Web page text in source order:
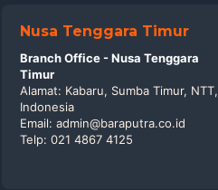
Nusa Tenggara Timur
Branch Office - Nusa Tenggara
Timur
Alamat: Kabaru, Sumba Timur, NTT,
Indonesia
Email: admin@baraputra.co.id
Telp: 021 4867 4125